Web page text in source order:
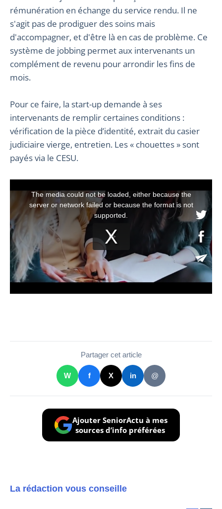
rémunération en échange du service rendu. Il ne
s'agit pas de prodiguer des soins mais
d'accompagner, et d'être là en cas de problème. Ce
système de jobbing permet aux intervenants un
complément de revenu pour arrondir les fins de
mois.
Pour ce faire, la start-up demande à ses
intervenants de remplir certaines conditions :
vérification de la pièce d’identité, extrait du casier
judiciaire vierge, entretien. Les « chouettes » sont
payés via le CESU.
Partager cet article
W f X in @
Ajouter SeniorActu à mes
sources d’info préférées
La rédaction vous conseille